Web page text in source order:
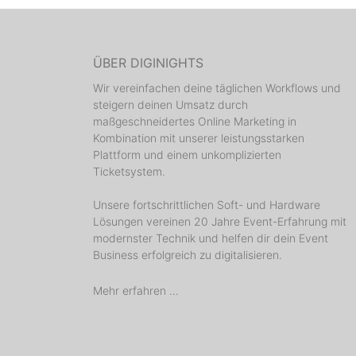
ÜBER DIGINIGHTS
Wir vereinfachen deine täglichen Workflows und
steigern deinen Umsatz durch
maßgeschneidertes Online Marketing in
Kombination mit unserer leistungsstarken
Plattform und einem unkomplizierten
Ticketsystem.
Unsere fortschrittlichen Soft- und Hardware
Lösungen vereinen 20 Jahre Event-Erfahrung mit
modernster Technik und helfen dir dein Event
Business erfolgreich zu digitalisieren.
Mehr erfahren ...